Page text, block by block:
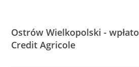
Ostrów Wielkopolski -
Credit Agricole